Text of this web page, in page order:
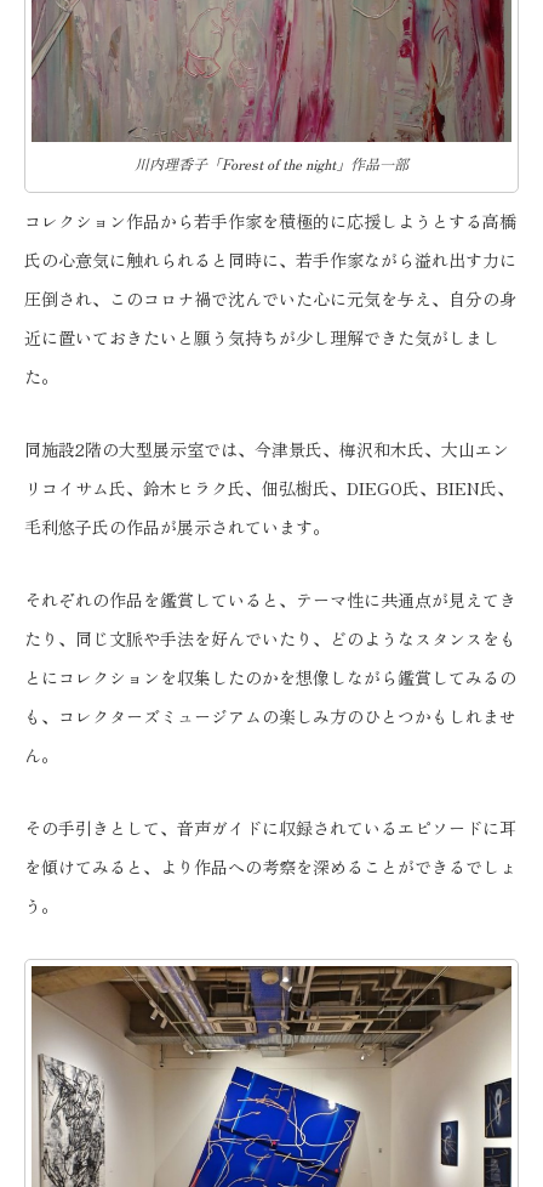
川内理香子「Forest of the night」作品一部
コレクション作品から若手作家を積極的に応援しようとする高橋
氏の心意気に触れられると同時に、若手作家ながら溢れ出す力に
圧倒され、このコロナ禍で沈んでいた心に元気を与え、自分の身
近に置いておきたいと願う気持ちが少し理解できた気がしまし
た。
同施設2階の大型展示室では、今津景氏、梅沢和木氏、大山エン
リコイサム氏、鈴木ヒラク氏、佃弘樹氏、DIEGO氏、BIEN氏、
毛利悠子氏の作品が展示されています。
それぞれの作品を鑑賞していると、テーマ性に共通点が見えてき
たり、同じ文脈や手法を好んでいたり、どのようなスタンスをも
とにコレクションを収集したのかを想像しながら鑑賞してみるの
も、コレクターズミュージアムの楽しみ方のひとつかもしれませ
ん。
その手引きとして、音声ガイドに収録されているエピソードに耳
を傾けてみると、より作品への考察を深めることができるでしょ
う。